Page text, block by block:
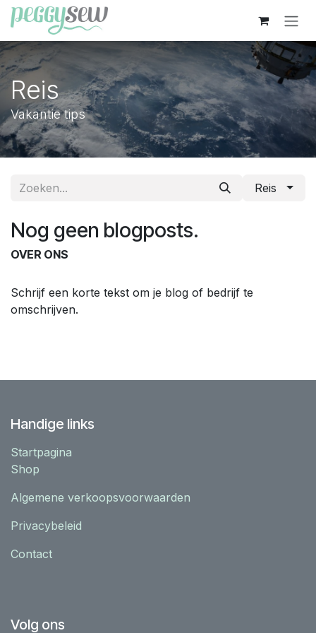
Overslaan naar inhoud
Reis
Vakantie tips
Reis
Nog geen blogposts.
OVER ONS
Schrijf een korte tekst om je blog of bedrijf te
omschrijven.
Handige links
Startpagina
Shop
Algemene verkoopsvoorwaarden
Privacybeleid
Contact
Volg ons